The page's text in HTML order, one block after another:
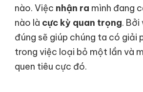
nào. Việc nhận ra mình đang
nào là cực kỳ quan trọng.
đúng sẽ giúp chúng ta có giải
trong việc loại bỏ một lần và
quen tiêu cực đó.